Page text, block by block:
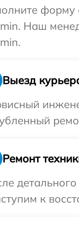
форму
Наш
Выезд
Ремонт
к